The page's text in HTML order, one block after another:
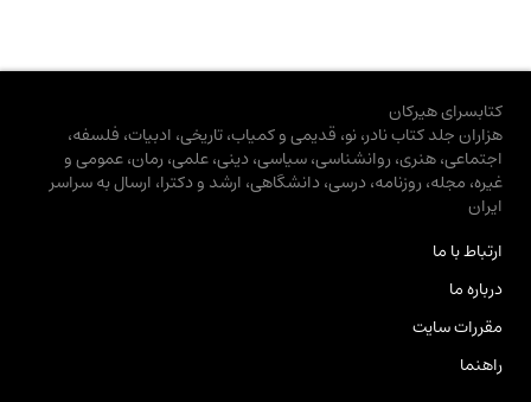
کتابسرای هیرکان
هزاران جلد کتاب نادر، نو، قدیمی و کمیاب، تاریخی، ادبیات، فلسفه،
اجتماعی، هنری، روانشناسی، سیاسی، دینی، علمی، رمان، عمومی و
غیره، مجله، روزنامه، درسی، دانشگاهی، ارشد و دکترا، ارسال به سراسر
ایران
ارتباط با ما
درباره ما
مقررات سایت
راهنما